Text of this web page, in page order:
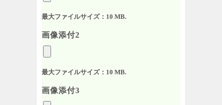
最大ファイルサイズ：10 MB.
画像添付2
最大ファイルサイズ：10 MB.
画像添付3